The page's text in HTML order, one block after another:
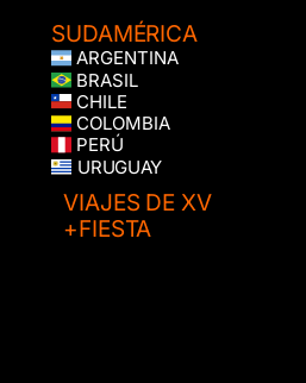
SUDAMÉRICA
ARGENTINA
BRASIL
CHILE
COLOMBIA
PERÚ
URUGUAY
VIAJES DE XV
+FIESTA